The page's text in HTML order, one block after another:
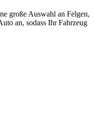
große Auswahl an Felgen,
an, sodass Ihr Fahrzeug